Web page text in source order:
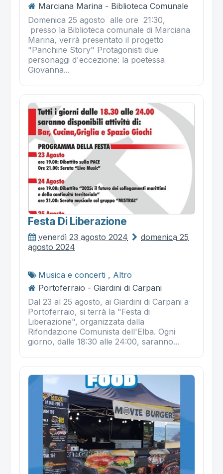
Marciana Marina - Biblioteca Comunale
Domenica 25 agosto alle ore 21:30,
presso la Biblioteca comunale di Marciana
Marina, verrà presentato il progetto
"Panchine Story" Protagonisti due
personaggi d'eccezione: la poetessa
Giovanna...
Festa Di Liberazione
venerdì 23 agosto 2024
domenica 25
agosto 2024
Musica e concerti , Altro
Portoferraio - Giardini di Carpani
Dal 23 al 25 agosto, ai Giardini di Carpani a
Portoferraio, si terrà la "Festa di
Liberazione", organizzata dalla
Rifondazione Comunista dell'Elba. Ogni
giorno, dalle 18:30 alle 24:00, saranno...